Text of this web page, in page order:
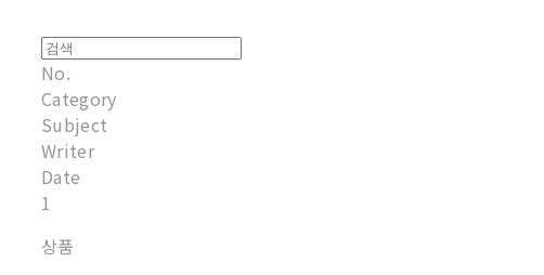
No.
Category
Subject
Writer
Date
1
상품